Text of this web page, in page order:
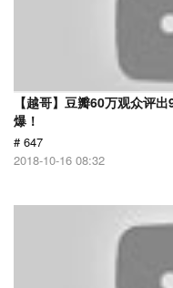
【越哥】豆瓣60万观众评
爆！
# 647
2018-10-16 08:32